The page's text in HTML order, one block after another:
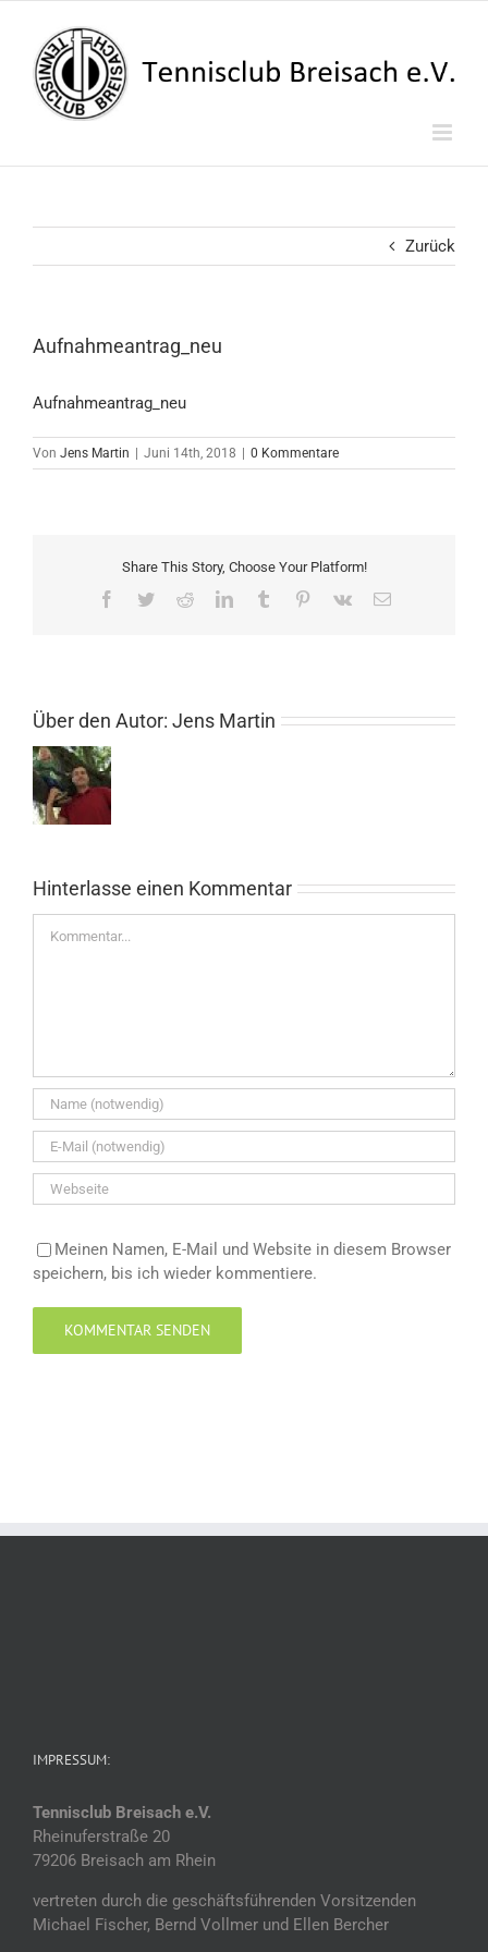
springen
Zurück
Aufnahmeantrag_neu
Aufnahmeantrag_neu
Von Jens Martin Juni 14th, 2018 0 Kommentare
Share This Story, Choose Your Platform!
Facebook
TwitterRedditLinkedInTumblr Pinterest
Vk
E-
Über den Autor: Jens Martin
Hinterlasse einen Kommentar
Meinen Namen, E-Mail und Website in diesem Browser
speichern, bis ich wieder kommentiere.
IMPRESSUM:
Tennisclub Breisach e.V.
Rheinuferstraße 20
79206 Breisach am Rhein
vertreten durch die geschäftsführenden Vorsitzenden
Michael Fischer, Bernd Vollmer und Ellen Bercher